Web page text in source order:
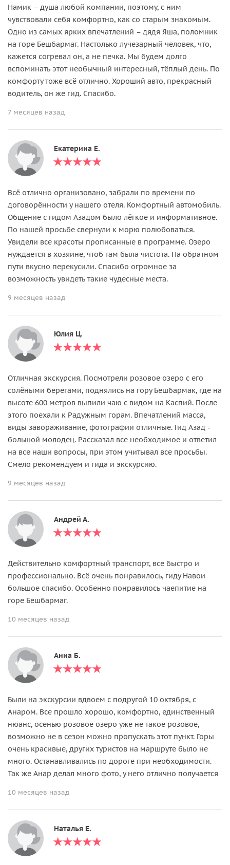
Намик – душа любой компании, поэтому, с ним
чувствовали себя комфортно, как со старым знакомым.
Одно из самых ярких впечатлений – дядя Яша, поломник
на горе Бешбармаг. Настолько лучезарный человек, что,
кажется согревал он, а не печка. Мы будем долго
вспоминать этот необычный интересный, тёплый день. По
комфорту тоже всё отлично. Хороший авто, прекрасный
водитель, он же гид. Спасибо.
7 месяцев назад
Екатерина Е.
Всё отлично организовано, забрали по времени по
договорённости у нашего отеля. Комфортный автомобиль.
Общение с гидом Азадом было лёгкое и информативное.
По нашей просьбе свернули к морю полюбоваться.
Увидели все красоты прописанные в программе. Озеро
нуждается в хозяине, чтоб там была чистота. На обратном
пути вкусно перекусили. Спасибо огромное за
возможность увидеть такие чудесные места.
9 месяцев назад
Юлия Ц.
Отличная экскурсия. Посмотрели розовое озеро с его
солёными берегами, поднялись на гору Бешбармак, где на
высоте 600 метров выпили чаю с видом на Каспий. После
этого поехали к Радужным горам. Впечатлений масса,
виды завораживание, фотографии отличные. Гид Азад -
большой молодец. Рассказал все необходимое и ответил
на все наши вопросы, при этом учитывал все просьбы.
Смело рекомендуем и гида и экскурсию.
9 месяцев назад
Андрей А.
Действительно комфортный транспорт, все быстро и
профессионально. Всё очень понравилось, гиду Навои
большое спасибо. Особенно понравилось чаепитие на
горе Бешбармаг.
10 месяцев назад
Анна Б.
Были на экскурсии вдвоем с подругой 10 октября, с
Анаром. Все прошло хорошо, комфортно, единственный
нюанс, осенью розовое озеро уже не такое розовое,
возможно не в сезон можно пропускать этот пункт. Горы
очень красивые, других туристов на маршруте было не
много. Останавливались по дороге при необходимости.
Так же Анар делал много фото, у него отлично получается
10 месяцев назад
Наталья Е.